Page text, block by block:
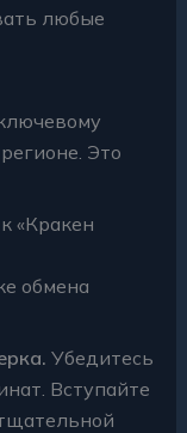
любые
Это
«Кракен
обмена
Убедитесь
Вступайте